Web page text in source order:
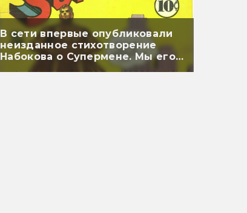
В сети впервые опубликовали
неизданное стихотворение
Набокова о Супермене. Мы его
перевели